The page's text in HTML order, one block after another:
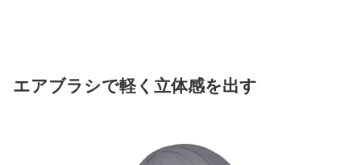
エアブラシで軽く立体感を出す